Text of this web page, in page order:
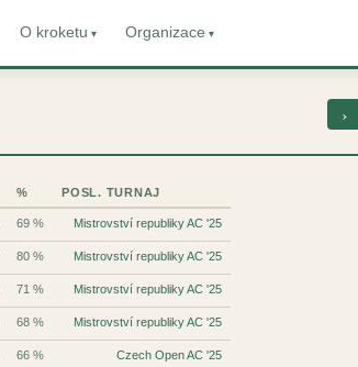
O kroketu Organizace
›
% POSL. TURNAJ
69 % Mistrovství republiky AC '25
80 % Mistrovství republiky AC '25
71 % Mistrovství republiky AC '25
68 % Mistrovství republiky AC '25
66 % Czech Open AC '25